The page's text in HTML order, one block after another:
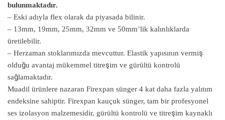
bulunmaktadır.
– Eski adıyla flex olarak da piyasada bilinir.
– 13mm, 19mm, 25mm, 32mm ve 50mm’lik kalınlıklarda
üretilebilir.
– Herzaman stoklarımızda mevcuttur. Elastik yapısının vermiş
olduğu avantaj mükemmel titreşim ve gürültü kontrolü
sağlamaktadır.
Muadil ürünlere nazaran Firexpan sünger 4 kat daha fazla yalıtım
endeksine sahiptir. Firexpan kauçuk sünger, tam bir profesyonel
ses izolasyon malzemesidir, gürültü kontrolü ve titreşim kaynaklı